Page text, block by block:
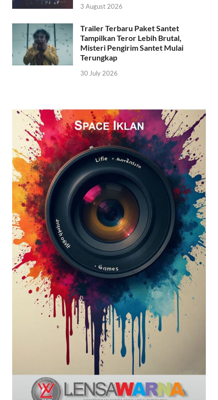
3 August 2026
Trailer Terbaru Paket Santet
Tampilkan Teror Lebih Brutal,
Misteri Pengirim Santet Mulai
Terungkap
30 July 2026